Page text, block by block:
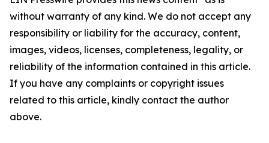
without warranty of any kind. We do not accept any
responsibility or liability for the accuracy, content,
images, videos, licenses, completeness, legality, or
reliability of the information contained in this article.
If you have any complaints or copyright issues
related to this article, kindly contact the author
above.